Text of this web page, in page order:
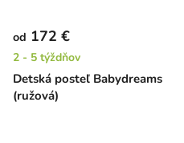
Detská posteľ Babydreams
(ružová)
od 172 €
2 - 5 týždňov